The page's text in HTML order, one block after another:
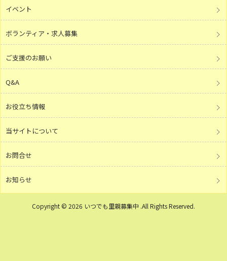
イベント
ボランティア・求人募集
ご支援のお願い
Q&A
お役立ち情報
当サイトについて
お問合せ
お知らせ
Copyright © 2026 いつでも里親募集中 .All Rights Reserved.